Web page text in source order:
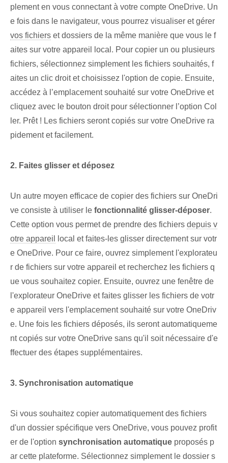
plement en vous connectant à votre compte OneDrive. Un
e fois dans le navigateur, vous pourrez visualiser et gérer
vos fichiers et dossiers de la même manière que vous le f
aites sur votre appareil local. Pour copier un ou plusieurs
fichiers, sélectionnez simplement les fichiers souhaités, f
aites un clic droit et choisissez l'option de copie. Ensuite,
accédez à l’emplacement souhaité sur votre OneDrive et
cliquez avec le bouton droit pour sélectionner l’option Col
ler. Prêt !‍ Les fichiers seront copiés sur votre OneDrive ra
pidement et facilement.
2. Faites glisser et déposez
Un autre moyen efficace de copier des fichiers sur OneDri
ve consiste à utiliser le fonctionnalité glisser-déposer.
Cette option vous permet de prendre des fichiers depuis v
otre appareil
local et faites-les glisser directement sur votr
e OneDrive. Pour ce faire, ouvrez simplement l'explorateu
r de fichiers sur votre appareil et recherchez les fichiers q
ue vous souhaitez copier. Ensuite, ouvrez une fenêtre de
l'explorateur OneDrive et faites glisser les fichiers de votr
e appareil vers l'emplacement souhaité sur votre OneDriv
e. Une fois les fichiers déposés, ils seront automatiqueme
nt copiés sur votre OneDrive sans qu'il soit nécessaire d'e
ffectuer des étapes supplémentaires.
3. Synchronisation automatique
Si vous souhaitez copier automatiquement des fichiers
d'un dossier spécifique vers OneDrive, vous pouvez profit
er de l'option synchronisation automatique proposés p
ar cette plateforme. Sélectionnez simplement le dossier s